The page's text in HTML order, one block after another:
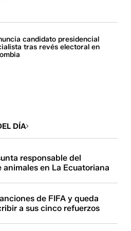
candidato presidencial
tras revés electoral en
DÍA
responsable del
en La Ecuatoriana
de FIFA y queda
a sus cinco refuerzos